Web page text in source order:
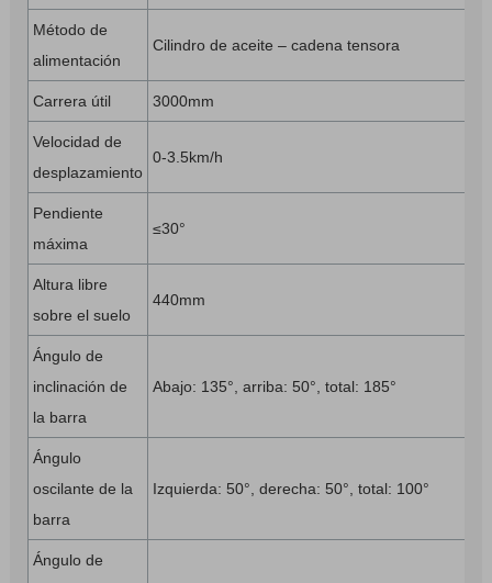
Método de
alimentación
Cilindro de aceite – cadena tensora
Carrera útil 3000mm
Velocidad de
desplazamiento
0-3.5km/h
Pendiente
máxima
≤30°
Altura libre
sobre el suelo
440mm
Ángulo de
inclinación de
la barra
Abajo: 135°, arriba: 50°, total: 185°
Ángulo
oscilante de la
barra
Izquierda: 50°, derecha: 50°, total: 100°
Ángulo de